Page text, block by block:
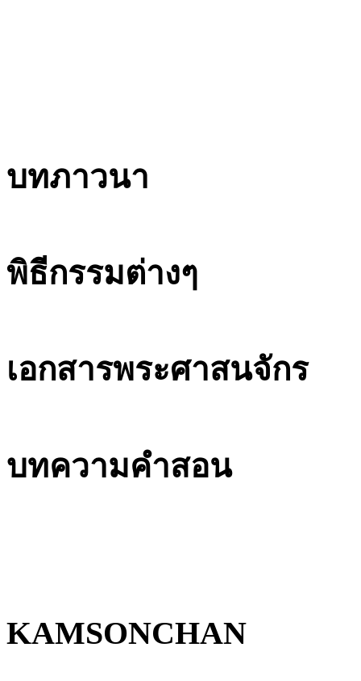
บทภาวนา
พิธีกรรมต่างๆ
เอกสารพระศาสนจักร
บทความคำสอน
KAMSONCHAN